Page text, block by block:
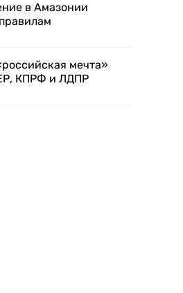
в Амазонии
мечта»
КПРФ и ЛДПР